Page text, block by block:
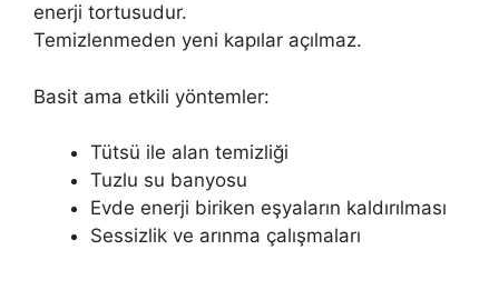
enerji tortusudur.
Temizlenmeden yeni kapılar açılmaz.
Basit ama etkili yöntemler:
Tütsü ile alan temizliği
Tuzlu su banyosu
Evde enerji biriken eşyaların kaldırılması
Sessizlik ve arınma çalışmaları